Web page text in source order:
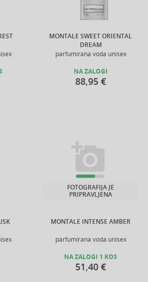
MONTALE SWEET ORIENTAL
DREAM
parfumirana voda unisex
NA ZALOGI
88,95 €
MONTALE INTENSE AMBER
parfumirana voda unisex
FOTOGRAFIJA JE
PRIPRAVLJENA
NA ZALOGI 1 KOS
51,40 €